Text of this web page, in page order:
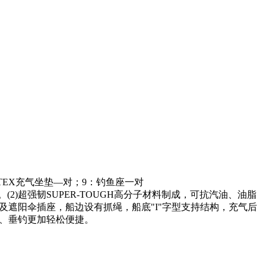
充气坐垫—对；9：钓鱼座一对
超强韧SUPER-TOUGH高分子材料制成，可抗汽油、油脂
遮阳伞插座，船边设有抓绳，船底"I"字型支持结构，充气后
垂钓更加轻松便捷。